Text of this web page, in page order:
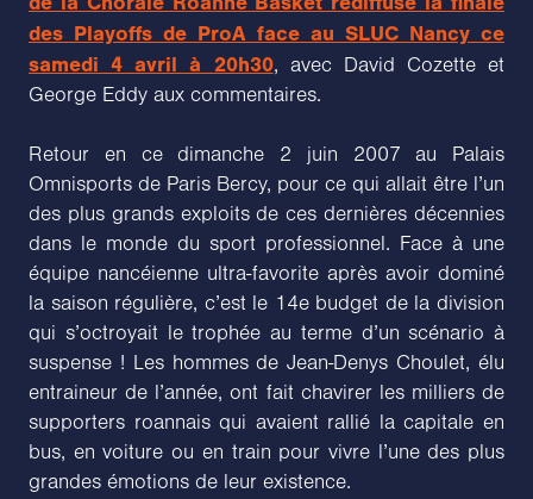
des Playoffs de ProA face au SLUC Nancy ce
samedi 4 avril à 20h30, avec David Cozette et
George Eddy aux commentaires.
Retour en ce dimanche 2 juin 2007 au Palais
Omnisports de Paris Bercy, pour ce qui allait être l’un
des plus grands exploits de ces dernières décennies
dans le monde du sport professionnel. Face à une
équipe nancéienne ultra-favorite après avoir dominé
la saison régulière, c’est le 14e budget de la division
qui s’octroyait le trophée au terme d’un scénario à
suspense ! Les hommes de Jean-Denys Choulet, élu
entraineur de l’année, ont fait chavirer les milliers de
supporters roannais qui avaient rallié la capitale en
bus, en voiture ou en train pour vivre l’une des plus
grandes émotions de leur existence.